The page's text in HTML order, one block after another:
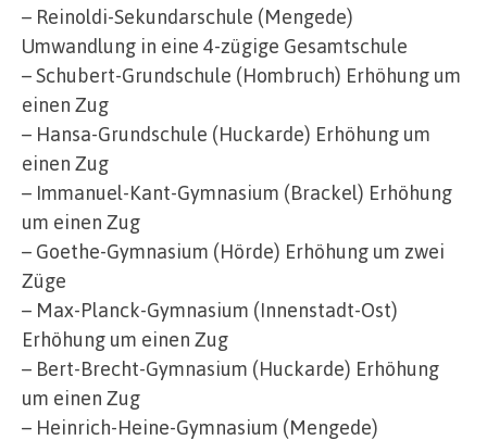
– Reinoldi-Sekundarschule (Mengede)
Umwandlung in eine 4-zügige Gesamtschule
– Schubert-Grundschule (Hombruch) Erhöhung um
einen Zug
– Hansa-Grundschule (Huckarde) Erhöhung um
einen Zug
– Immanuel-Kant-Gymnasium (Brackel) Erhöhung
um einen Zug
– Goethe-Gymnasium (Hörde) Erhöhung um zwei
Züge
– Max-Planck-Gymnasium (Innenstadt-Ost)
Erhöhung um einen Zug
– Bert-Brecht-Gymnasium (Huckarde) Erhöhung
um einen Zug
– Heinrich-Heine-Gymnasium (Mengede)